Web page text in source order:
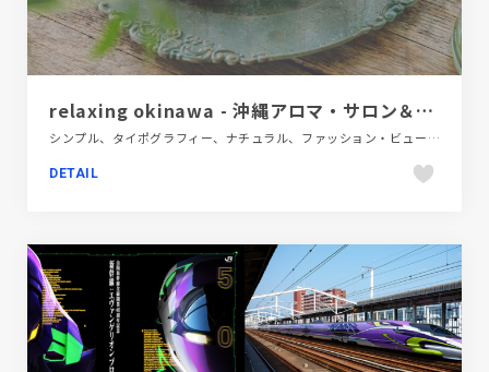
relaxing okinawa - 沖縄アロマ・サロン＆スクール
シンプル、タイポグラフィー、ナチュラル、ファッション・ビューティー、ホワイト系、大きめ写真、施設・店舗サイト
DETAIL